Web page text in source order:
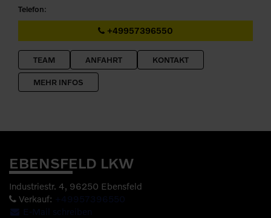
Telefon:
+49957396550
TEAM ANFAHRT KONTAKT
MEHR INFOS
EBENSFELD LKW
Industriestr. 4, 96250 Ebensfeld
Verkauf: +49957396550
E-Mail schreiben